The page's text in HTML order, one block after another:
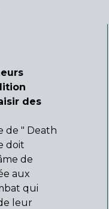
des
de " Death
doit
de
aux
qui
leur